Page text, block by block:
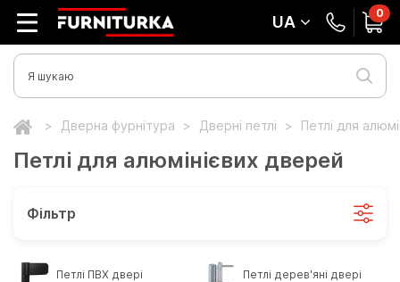
UA 0
Дверна фурнітура Дверні петлі Петлі для
Петлі для алюмінієвих дверей
Фільтр
Петлі ПВХ двері Петлі дерев'яні двері